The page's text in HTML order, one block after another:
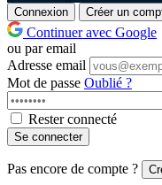
Connexion Créer un
Continuer avec Google
ou par email
Adresse email
Mot de passe Oublié ?
Rester connecté
Se connecter
Pas encore de compte ?